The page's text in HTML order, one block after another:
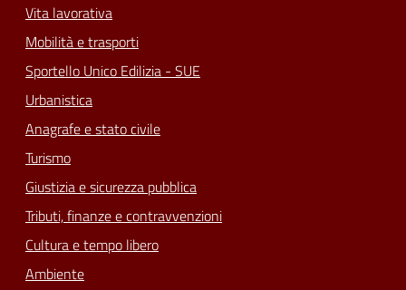
Vita lavorativa
Mobilità e trasporti
Sportello Unico Edilizia - SUE
Urbanistica
Anagrafe e stato civile
Turismo
Giustizia e sicurezza pubblica
Tributi, finanze e contravvenzioni
Cultura e tempo libero
Ambiente